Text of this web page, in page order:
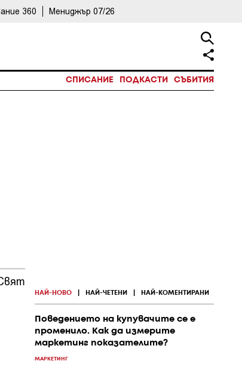
360 Мениджър 07/26
СПИСАНИЕ ПОДКАСТИ СЪБИТИЯ
събития
НАЙ-НОВО НАЙ-ЧЕТЕНИ НАЙ-КОМЕНТИРАНИ
Поведението на купувачите се е
променило. Как да измерите
маркетинг показателите?
МАРКЕТИНГ